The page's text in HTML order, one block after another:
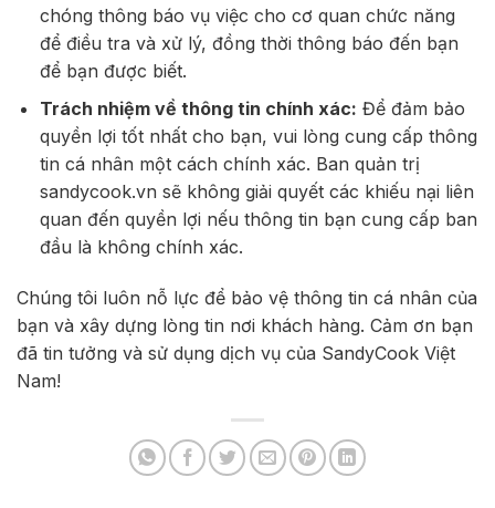
chóng thông báo vụ việc cho cơ quan chức năng
để điều tra và xử lý, đồng thời thông báo đến bạn
để bạn được biết.
Trách nhiệm về thông tin chính xác: Để đảm bảo
quyền lợi tốt nhất cho bạn, vui lòng cung cấp thông
tin cá nhân một cách chính xác. Ban quản trị
sandycook.vn sẽ không giải quyết các khiếu nại liên
quan đến quyền lợi nếu thông tin bạn cung cấp ban
đầu là không chính xác.
Chúng tôi luôn nỗ lực để bảo vệ thông tin cá nhân của
bạn và xây dựng lòng tin nơi khách hàng. Cảm ơn bạn
đã tin tưởng và sử dụng dịch vụ của SandyCook Việt
Nam!